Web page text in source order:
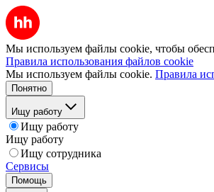
Мы используем файлы cookie, чтобы
Правила использования файлов cookie
Мы используем файлы cookie. Правила
Понятно
Ищу работу
Ищу работу
Ищу работу
Ищу сотрудника
Сервисы
Помощь